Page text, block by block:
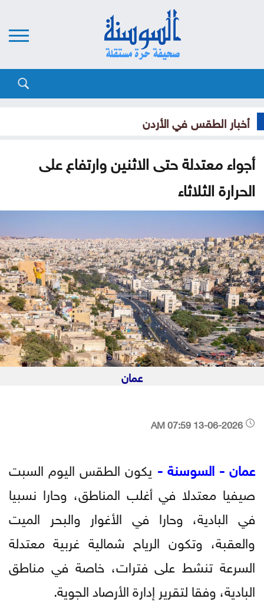
أخبار الطقس في الأردن
أجواء معتدلة حتى الاثنين وارتفاع على
الحرارة الثلاثاء
عمان
عمان - السوسنة - يكون الطقس اليوم السبت
صيفيا معتدلا في أغلب المناطق، وحارا نسبيا
في البادية، وحارا في الأغوار والبحر الميت
والعقبة، وتكون الرياح شمالية غربية معتدلة
السرعة تنشط على فترات، خاصة في مناطق
البادية، وفقا لتقرير إدارة الأرصاد الجوية.